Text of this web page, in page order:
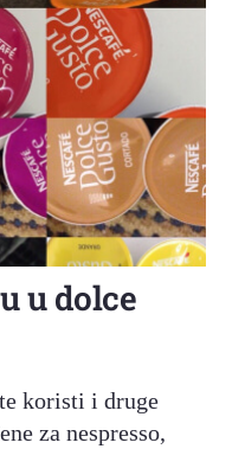
u dolce
koristi i druge
za nespresso,